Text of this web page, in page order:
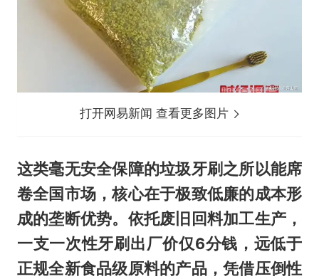
打开网易新闻 查看更多图片
这类毫无安全保障的垃圾牙刷之所以能席
卷全国市场，核心在于极致低廉的成本形
成的垄断优势。依托废旧回料加工生产，
一支一次性牙刷出厂价仅6分钱，远低于
正规全新食品级原料的产品，凭借压倒性